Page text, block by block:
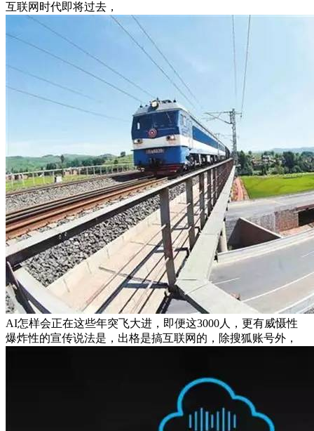
互联网时代即将过去，
AI怎样会正在这些年突飞大进，即便这3000人，更有威慑性
爆炸性的宣传说法是，出格是搞互联网的，除搜狐账号外，